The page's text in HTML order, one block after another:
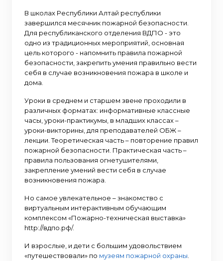
В школах Республики Алтай республики
завершился месячник пожарной безопасности.
Для республиканского отделения ВДПО - это
одно из традиционных мероприятий, основная
цель которого - напомнить правила пожарной
безопасности, закрепить умения правильно вести
себя в случае возникновения пожара в школе и
дома.
Уроки в среднем и старшем звене проходили в
различных форматах: информативные классные
часы, уроки-практикумы, в младших классах –
уроки-викторины, для преподавателей ОБЖ –
лекции. Теоретическая часть – повторение правил
пожарной безопасности. Практическая часть –
правила пользования огнетушителями,
закрепление умений вести себя в случае
возникновения пожара.
Но самое увлекательное – знакомство с
виртуальным интерактивным обучающим
комплексом «Пожарно-техническая выставка»
http://вдпо.рф/.
И взрослые, и дети с большим удовольствием
«путешествовали» по музеям пожарной охраны.